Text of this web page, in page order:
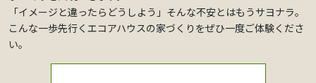
「イメージと違ったらどうしよう」そんな不安とはもうサヨナラ。
こんな一歩先行くエコアハウスの家づくりをぜひ一度ご体験くださ
い。